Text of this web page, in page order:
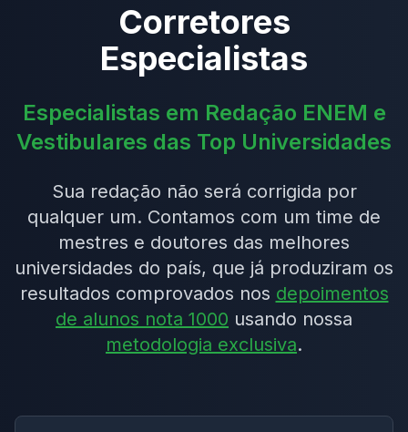
Corretores
Especialistas
Especialistas em Redação ENEM e
Vestibulares das Top Universidades
Sua redação não será corrigida por
qualquer um. Contamos com um time de
mestres e doutores das melhores
universidades do país, que já produziram os
resultados comprovados nos depoimentos
de alunos nota 1000 usando nossa
metodologia exclusiva.